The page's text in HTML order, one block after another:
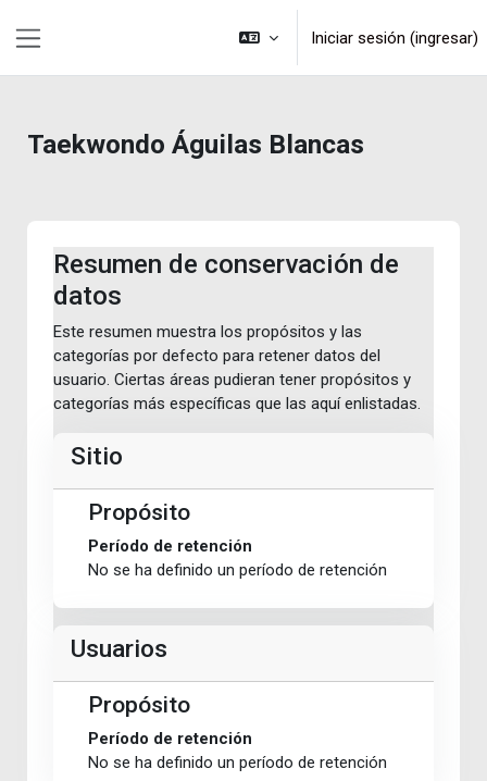
Iniciar sesión (ingresar)
Taekwondo Águilas Blancas
Resumen de conservación de
datos
Este resumen muestra los propósitos y las
categorías por defecto para retener datos del
usuario. Ciertas áreas pudieran tener propósitos y
categorías más específicas que las aquí enlistadas.
Sitio
Propósito
Período de retención
No se ha definido un período de retención
Usuarios
Propósito
Período de retención
No se ha definido un período de retención